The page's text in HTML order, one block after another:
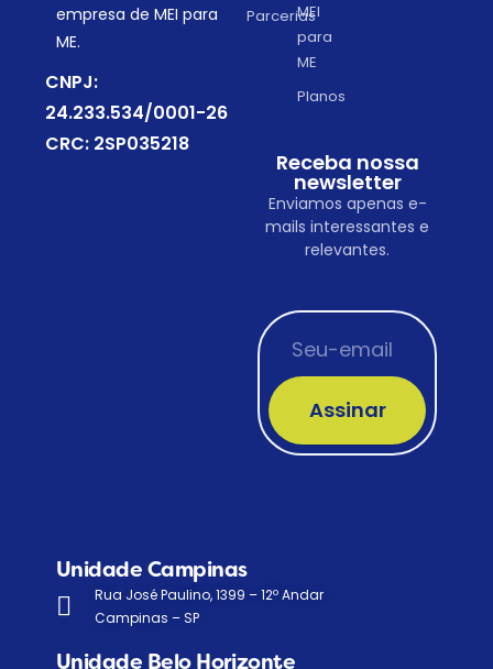
empresa de MEI para
ME.
CNPJ:
24.233.534/0001-26
CRC: 2SP035218
Parcerias
MEI
para
ME
Planos
Receba nossa
newsletter
Enviamos apenas e-
mails interessantes e
relevantes.
Assinar
Unidade Campinas
Rua José Paulino, 1399 – 12º Andar
Campinas – SP
Unidade Belo Horizonte